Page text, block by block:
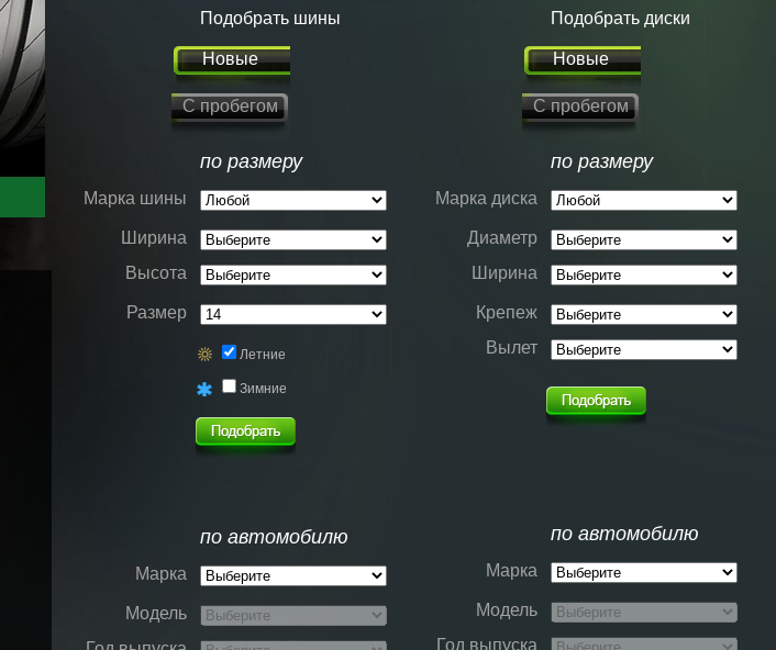
Подобрать шины
Новые
С пробегом
по размеру
Марка шины
Ширина
Высота
Размер
Летние
Зимние
по автомобилю
Марка
Модель
Подобрать диски
Новые
С пробегом
по размеру
Марка диска
Диаметр
Ширина
Крепеж
Вылет
по автомобилю
Марка
Модель
Год выпуска